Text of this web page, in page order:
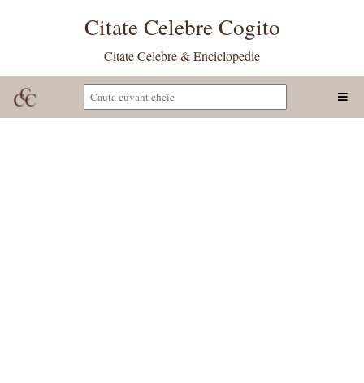
Citate Celebre Cogito
Citate Celebre & Enciclopedie